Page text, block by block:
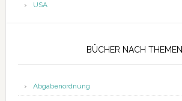
USA
BÜCHER NACH THEMEN
Abgabenordnung